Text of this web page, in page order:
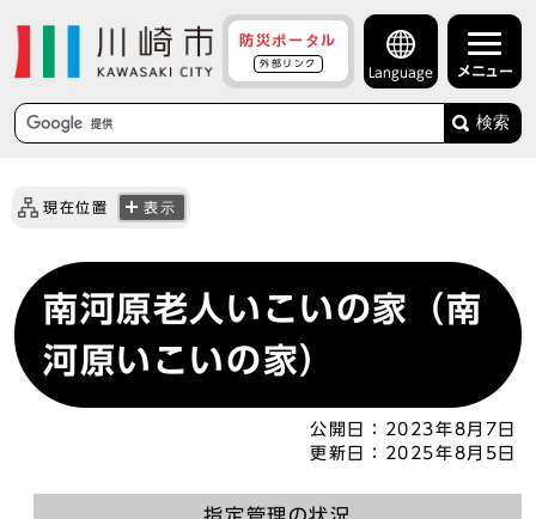
防災ポータル
外部リンク
Language メニュー
検索
現在位置 表示
南河原老人いこいの家（南
河原いこいの家）
公開日：
2023年8月7日
更新日：
2025年8月5日